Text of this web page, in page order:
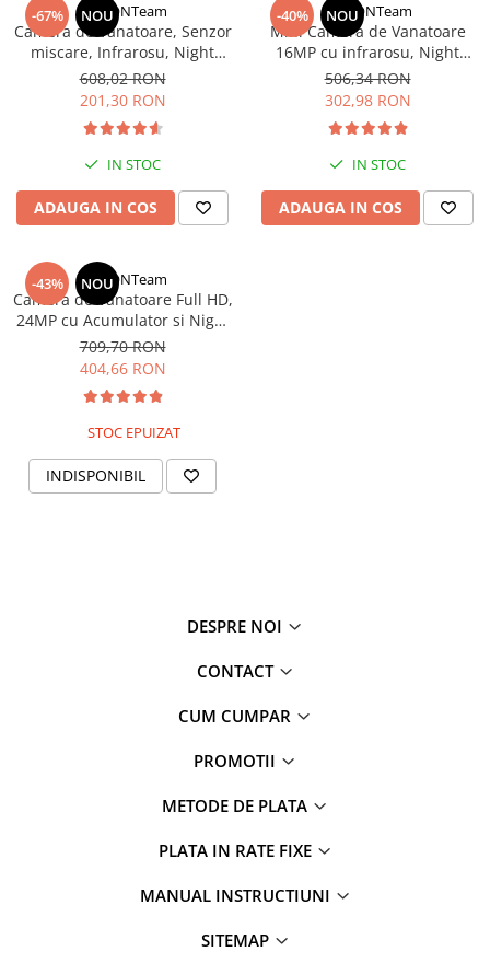
-67% NOU
StartONTeam
Camera de Vanatoare, Senzor
miscare, Infrarosu, Night
Vision, Camuflaj Verde
608,02 RON
201,30 RON
IN STOC
ADAUGA IN COS
-40% NOU
StartONTeam
Mini Camera de Vanatoare
16MP cu infrarosu, Night
Vision, Detectare Miscare,
Camuflaj
506,34 RON
302,98 RON
IN STOC
ADAUGA IN COS
-43% NOU
StartONTeam
Camera de Vanatoare Full HD,
24MP cu Acumulator si Night
Vision
709,70 RON
404,66 RON
STOC EPUIZAT
INDISPONIBIL
DESPRE NOI
CONTACT
CUM CUMPAR
PROMOTII
METODE DE PLATA
PLATA IN RATE FIXE
MANUAL INSTRUCTIUNI
SITEMAP